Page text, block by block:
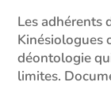
Les adhérents
Kinésiologues
déontologie
limites.